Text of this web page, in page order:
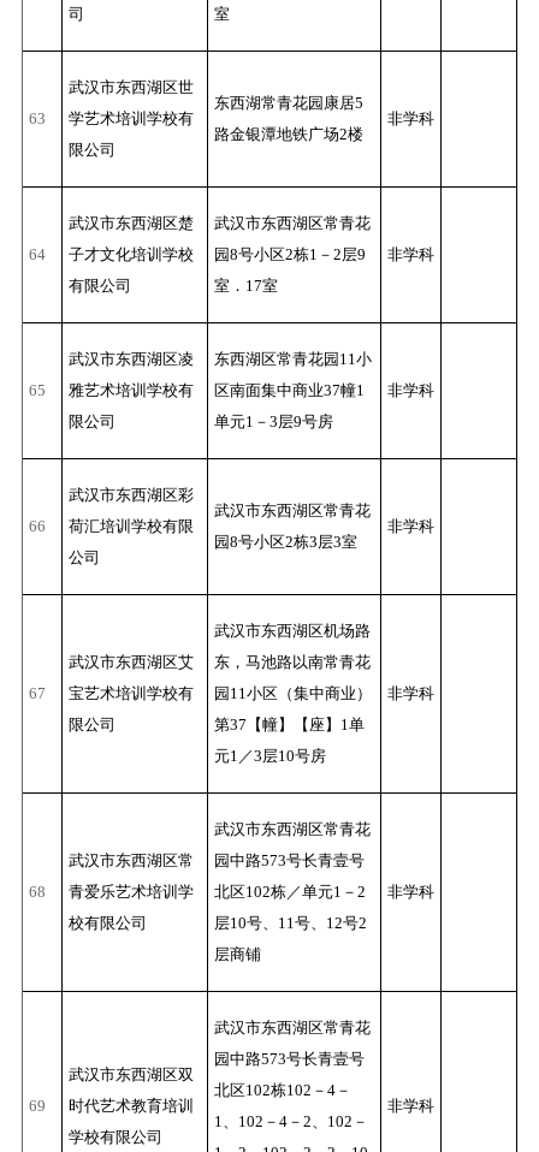
司
室
63
武汉市东西湖区世
学艺术培训学校有
限公司
东西湖常青花园康居5
路金银潭地铁广场2楼
非学科
64
武汉市东西湖区楚
子才文化培训学校
有限公司
武汉市东西湖区常青花
园8号小区2栋1－2层9
室．17室
非学科
65
武汉市东西湖区凌
雅艺术培训学校有
限公司
东西湖区常青花园11小
区南面集中商业37幢1
单元1－3层9号房
非学科
66
武汉市东西湖区彩
荷汇培训学校有限
公司
武汉市东西湖区常青花
园8号小区2栋3层3室
非学科
67
武汉市东西湖区艾
宝艺术培训学校有
限公司
武汉市东西湖区机场路
东，马池路以南常青花
园11小区（集中商业）
第37【幢】【座】1单
元1／3层10号房
非学科
68
武汉市东西湖区常
青爱乐艺术培训学
校有限公司
武汉市东西湖区常青花
园中路573号长青壹号
北区102栋／单元1－2
层10号、11号、12号2
层商铺
非学科
69
武汉市东西湖区双
时代艺术教育培训
学校有限公司
武汉市东西湖区常青花
园中路573号长青壹号
北区102栋102－4－
1、102－4－2、102－
非学科